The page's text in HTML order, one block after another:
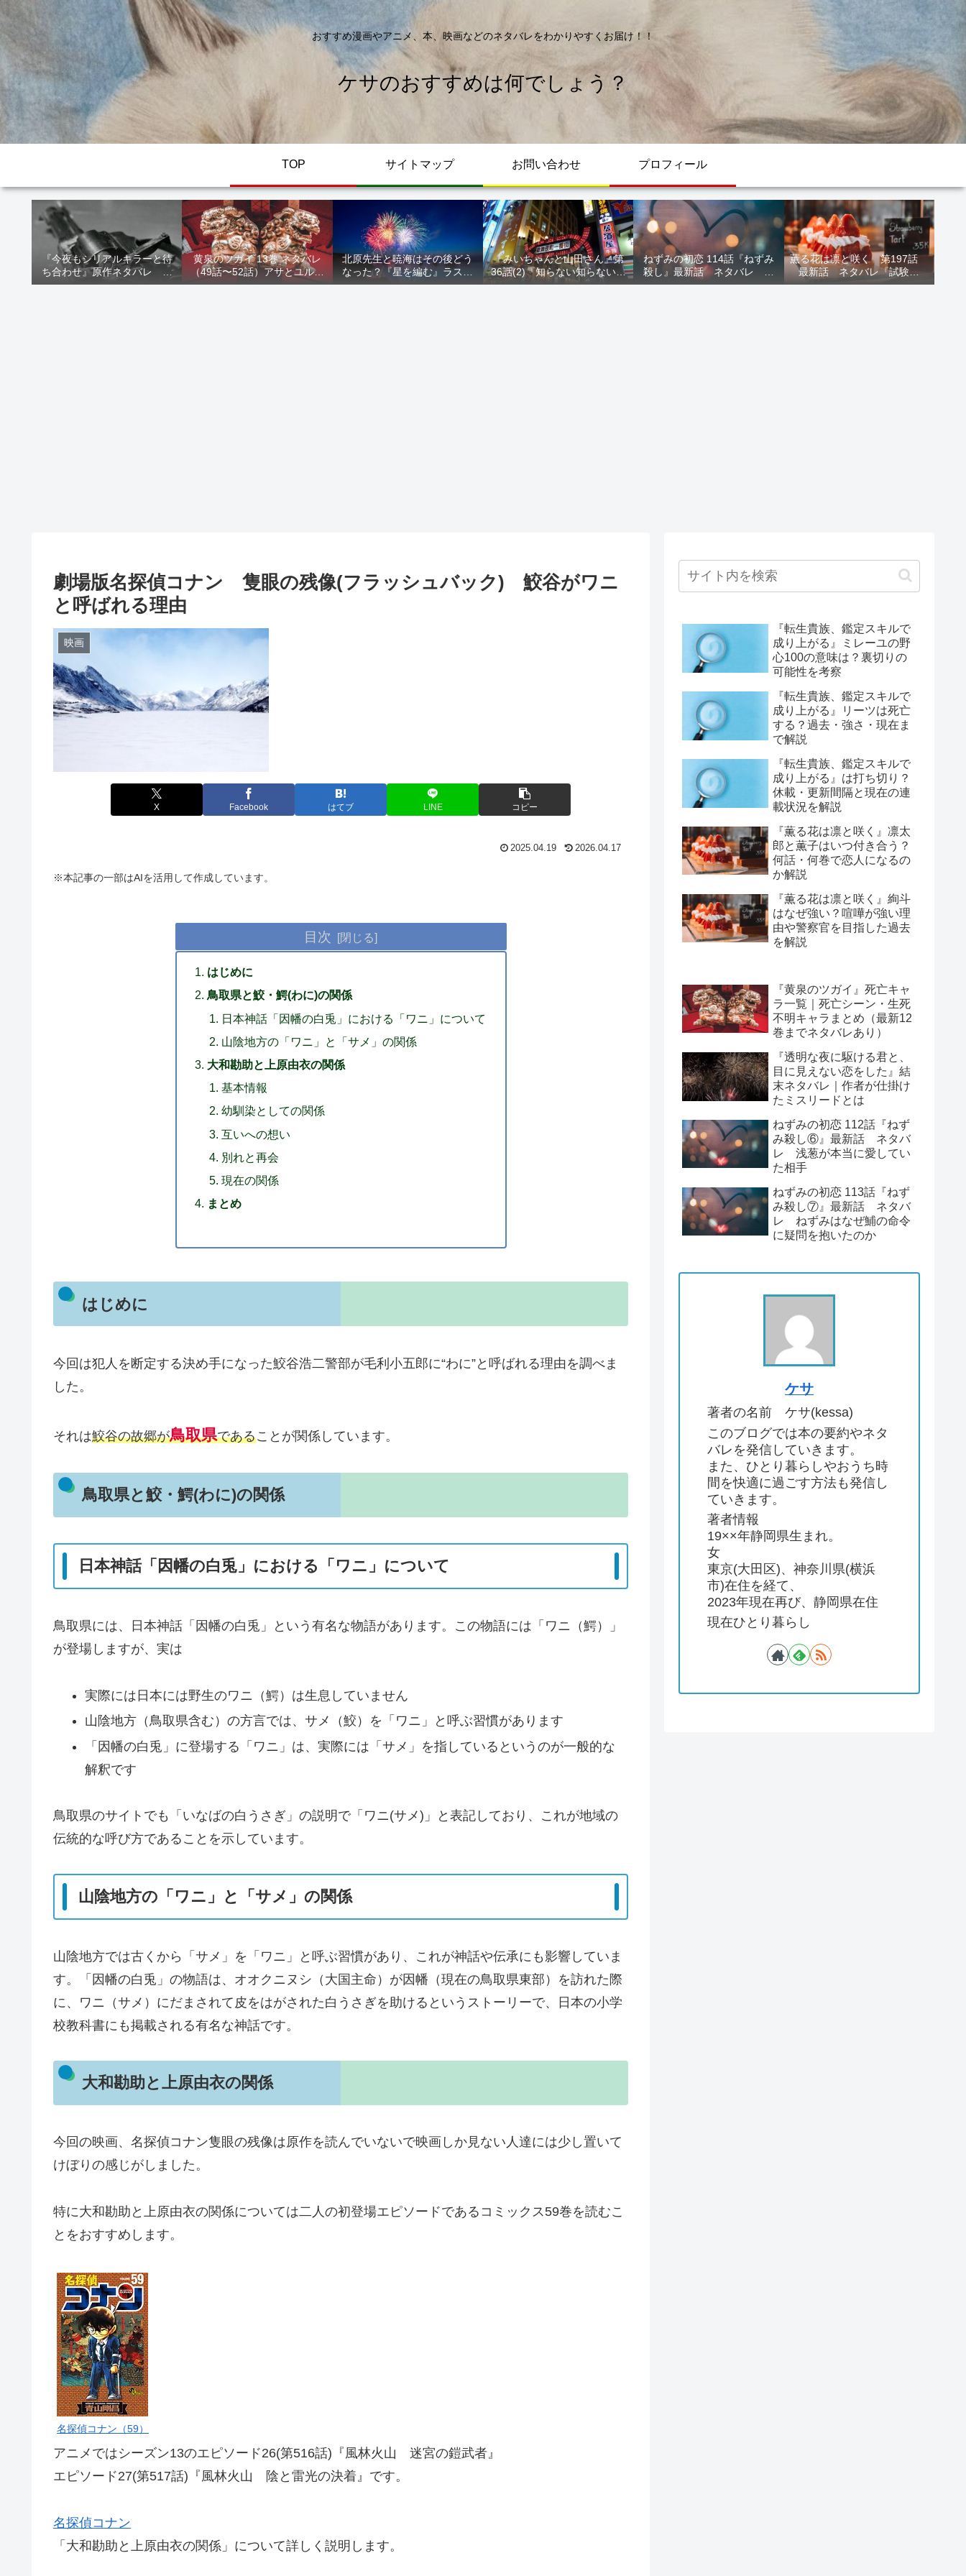
おすすめ漫画やアニメ、本、映画などのネタバレをわかりやすくお届け！！
ケサのおすすめは何でしょう？
TOP サイトマップ お問い合わせ プロフィール
『今夜もシリアルキラーと待
ち合わせ』原作ネタバレ 断
髪オブジェ殺人事件 犯人の
黄泉のツガイ 13巻 ネタバレ
（49話〜52話）アサとユルが
家出！西ノ村の真実とヒカル
北原先生と暁海はその後どう
なった？『星を編む』ラスト
をネタバレ解説
『みいちゃんと山田さん』第
36話(2)『知らない知らない知
らない』最新話 ネタバレ 犯
ねずみの初恋 114話『ねずみ
殺し』最新話 ネタバレ 水
鳥死亡 鯆を殺すか
薫る花は凛と咲く 第197話
最新話 ネタバレ『試験結
果』
劇場版名探偵コナン 隻眼の残像(フラッシュバック) 鮫谷がワニ
と呼ばれる理由
映画
X Facebook はてブ LINE コピー
2025.04.19 2026.04.17
※本記事の一部はAIを活用して作成しています。
目次
はじめに
鳥取県と鮫・鰐(わに)の関係
日本神話「因幡の白兎」における「ワニ」について
山陰地方の「ワニ」と「サメ」の関係
大和勘助と上原由衣の関係
基本情報
幼馴染としての関係
互いへの想い
別れと再会
現在の関係
まとめ
はじめに
今回は犯人を断定する決め手になった鮫谷浩二警部が毛利小五郎に“わに”と呼ばれる理由を調べま
した。
それは鮫谷の故郷が鳥取県であることが関係しています。
鳥取県と鮫・鰐(わに)の関係
日本神話「因幡の白兎」における「ワニ」について
鳥取県には、日本神話「因幡の白兎」という有名な物語があります。この物語には「ワニ（鰐）」
が登場しますが、実は
実際には日本には野生のワニ（鰐）は生息していません
山陰地方（鳥取県含む）の方言では、サメ（鮫）を「ワニ」と呼ぶ習慣があります
「因幡の白兎」に登場する「ワニ」は、実際には「サメ」を指しているというのが一般的な
解釈です
鳥取県のサイトでも「いなばの白うさぎ」の説明で「ワニ(サメ)」と表記しており、これが地域の
伝統的な呼び方であることを示しています。
山陰地方の「ワニ」と「サメ」の関係
山陰地方では古くから「サメ」を「ワニ」と呼ぶ習慣があり、これが神話や伝承にも影響していま
す。「因幡の白兎」の物語は、オオクニヌシ（大国主命）が因幡（現在の鳥取県東部）を訪れた際
に、ワニ（サメ）にだまされて皮をはがされた白うさぎを助けるというストーリーで、日本の小学
校教科書にも掲載される有名な神話です。
大和勘助と上原由衣の関係
今回の映画、名探偵コナン隻眼の残像は原作を読んでいないで映画しか見ない人達には少し置いて
けぼりの感じがしました。
特に大和勘助と上原由衣の関係については二人の初登場エピソードであるコミックス59巻を読むこ
とをおすすめします。
名探偵コナン（59）
アニメではシーズン13のエピソード26(第516話)『風林火山 迷宮の鎧武者』
エピソード27(第517話)『風林火山 陰と雷光の決着』です。
名探偵コナン
「大和勘助と上原由衣の関係」について詳しく説明します。
『転生貴族、鑑定スキルで
成り上がる』ミレーユの野
心100の意味は？裏切りの
可能性を考察
『転生貴族、鑑定スキルで
成り上がる』リーツは死亡
する？過去・強さ・現在ま
で解説
『転生貴族、鑑定スキルで
成り上がる』は打ち切り？
休載・更新間隔と現在の連
載状況を解説
『薫る花は凛と咲く』凛太
郎と薫子はいつ付き合う？
何話・何巻で恋人になるの
か解説
『薫る花は凛と咲く』絢斗
はなぜ強い？喧嘩が強い理
由や警察官を目指した過去
を解説
『黄泉のツガイ』死亡キャ
ラ一覧｜死亡シーン・生死
不明キャラまとめ（最新12
巻までネタバレあり）
『透明な夜に駆ける君と、
目に見えない恋をした』結
末ネタバレ｜作者が仕掛け
たミスリードとは
ねずみの初恋 112話『ねず
み殺し⑥』最新話 ネタバ
レ 浅葱が本当に愛してい
た相手
ねずみの初恋 113話『ねず
み殺し⑦』最新話 ネタバ
レ ねずみはなぜ鯆の命令
に疑問を抱いたのか
ケサ
著者の名前 ケサ(kessa)
このブログでは本の要約やネタ
バレを発信していきます。
また、ひとり暮らしやおうち時
間を快適に過ごす方法も発信し
ていきます。
著者情報
19××年静岡県生まれ。
女
東京(大田区)、神奈川県(横浜
市)在住を経て、
2023年現在再び、静岡県在住
現在ひとり暮らし